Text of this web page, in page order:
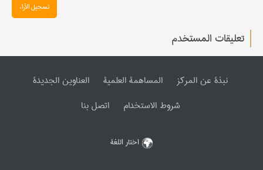
تسجیل الآراء
تعليقات المستخدم
نبذة عن المرکز المساهمة العلمیة
العناوین الجدیدة
شروط الاستخدام
اتصل بنا
اختار اللغة